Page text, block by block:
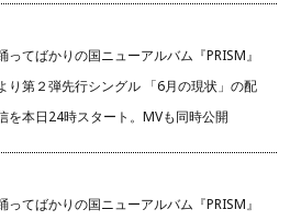
ってばかりの国ニューアルバム『PRISM』
り第２弾先行シングル 「6月の現状」の配
を本日24時スタート。MVも同時公開
ってばかりの国ニューアルバム『PRISM』